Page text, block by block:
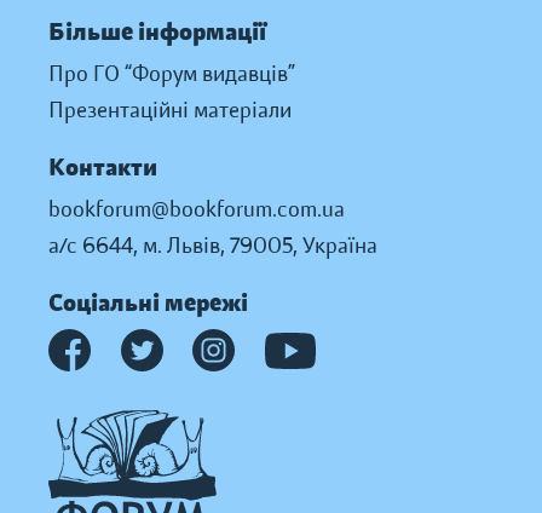
Більше інформації
Про ГО “Форум видавців”
Презентаційні матеріали
Контакти
bookforum@bookforum.com.ua
а/с 6644, м. Львів, 79005, Україна
Соціальні мережі